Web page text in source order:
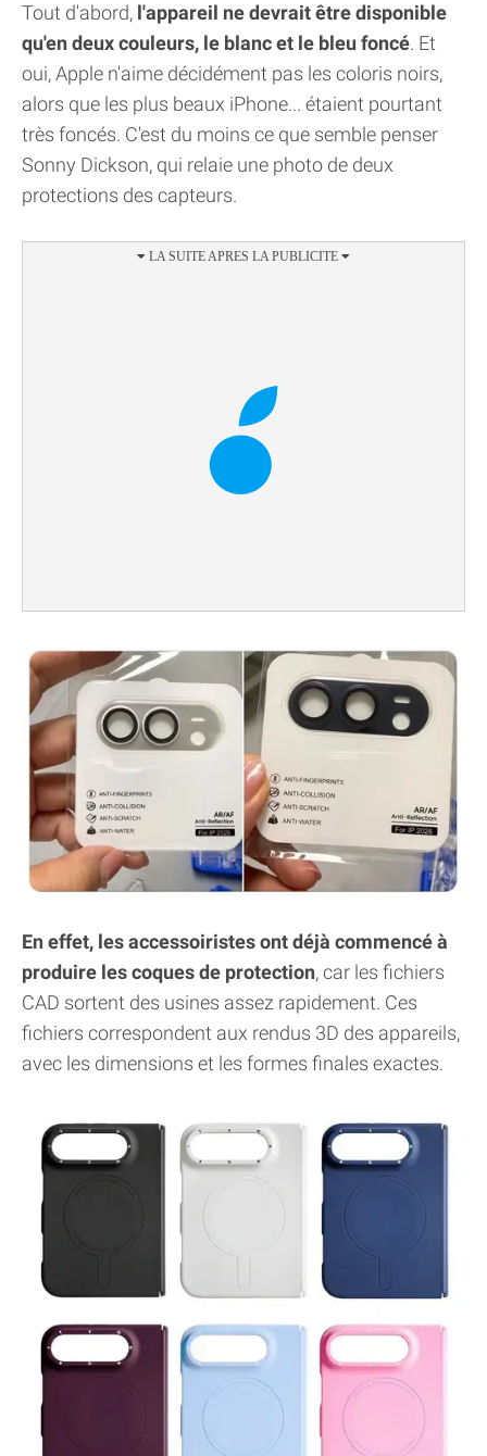
Tout d'abord, l'appareil ne devrait être disponible
qu'en deux couleurs, le blanc et le bleu foncé. Et
oui, Apple n'aime décidément pas les coloris noirs,
alors que les plus beaux iPhone... étaient pourtant
très foncés. C'est du moins ce que semble penser
Sonny Dickson, qui relaie une photo de deux
protections des capteurs.
En effet, les accessoiristes ont déjà commencé à
produire les coques de protection, car les fichiers
CAD sortent des usines assez rapidement. Ces
fichiers correspondent aux rendus 3D des appareils,
avec les dimensions et les formes finales exactes.